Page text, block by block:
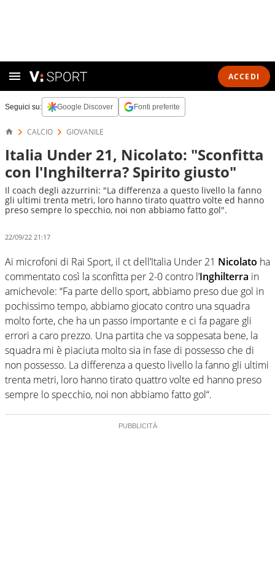
ACCEDI
Seguici su: Google Discover Fonti preferite
CALCIO GIOVANILE
Italia Under 21, Nicolato: "Sconfitta
con l'Inghilterra? Spirito giusto"
Il coach degli azzurrini: "La differenza a questo livello la fanno
gli ultimi trenta metri, loro hanno tirato quattro volte ed hanno
preso sempre lo specchio, noi non abbiamo fatto gol".
22/09/22 21:17
Ai microfoni di Rai Sport, il ct dell’Italia Under 21 Nicolato ha
commentato così la sconfitta per 2-0 contro l’Inghilterra in
amichevole: “Fa parte dello sport, abbiamo preso due gol in
pochissimo tempo, abbiamo giocato contro una squadra
molto forte, che ha un passo importante e ci fa pagare gli
errori a caro prezzo. Una partita che va soppesata bene, la
squadra mi è piaciuta molto sia in fase di possesso che di
non possesso. La differenza a questo livello la fanno gli ultimi
trenta metri, loro hanno tirato quattro volte ed hanno preso
sempre lo specchio, noi non abbiamo fatto gol“.